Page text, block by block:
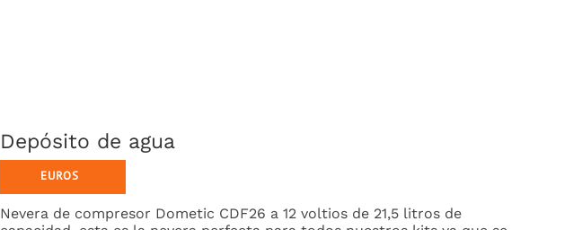
Depósito de agua
Nevera de compresor Dometic CDF26 a 12 voltios de 21,5 litros de